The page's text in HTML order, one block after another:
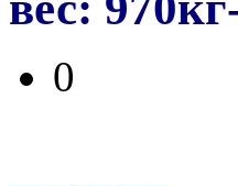
0